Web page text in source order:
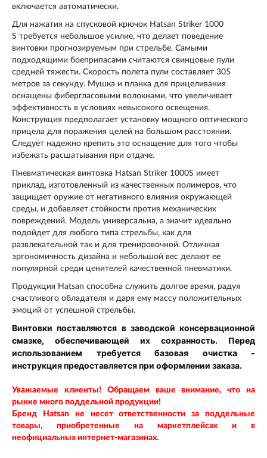
включается автоматически.
Для нажатия на спусковой крючок Hatsan Striker 1000
S требуется небольшое усилие, что делает поведение
винтовки прогнозируемым при стрельбе. Самыми
подходящими боеприпасами считаются свинцовые пули
средней тяжести. Скорость полета пули составляет 305
метров за секунду. Мушка и планка для прицеливания
оснащены фибергласовыми волокнами, что увеличивает
эффективность в условиях невысокого освещения.
Конструкция предполагает установку мощного оптического
прицела для поражения целей на большом расстоянии.
Следует надежно крепить это оснащение для того чтобы
избежать расшатывания при отдаче.
Пневматическая винтовка Hatsan Striker 1000S имеет
приклад, изготовленный из качественных полимеров, что
защищает оружие от негативного влияния окружающей
среды, и добавляет стойкости против механических
повреждений. Модель универсальна, а значит идеально
подойдет для любого типа стрельбы, как для
развлекательной так и для тренировочной. Отличная
эргономичность дизайна и небольшой вес делают ее
популярной среди ценителей качественной пневматики.
Продукция Hatsan способна служить долгое время, радуя
счастливого обладателя и даря ему массу положительных
эмоций от успешной стрельбы.
Винтовки поставляются в заводской консервационной
смазке, обеспечивающей их сохранность. Перед
использованием требуется базовая очистка -
инструкция предоставляется при оформлении заказа.
Уважаемые клиенты! Обращаем ваше внимание, что на
рынке много поддельной продукции!
Бренд Hatsan
не несет ответственности за поддельные
товары, приобретенные на маркетплейсах и в
неофициальных интернет-магазинах.